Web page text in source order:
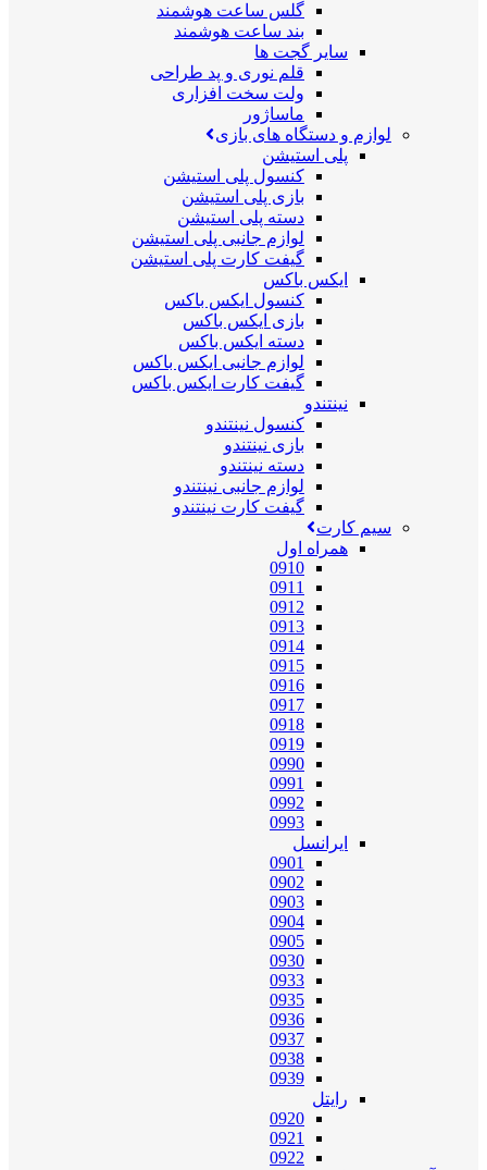
گلس ساعت هوشمند
بند ساعت هوشمند
سایر گجت ها
قلم نوری و پد طراحی
ولت سخت افزاری
ماساژور
لوازم و دستگاه های بازی
پلی استیشن
کنسول پلی استیشن
بازی پلی استیشن
دسته پلی استیشن
لوازم جانبی پلی استیشن
گیفت کارت پلی استیشن
ایکس باکس
کنسول ایکس باکس
بازی ایکس باکس
دسته ایکس باکس
لوازم جانبی ایکس باکس
گیفت کارت ایکس باکس
نینتندو
کنسول نینتندو
بازی نینتندو
دسته نینتندو
لوازم جانبی نینتندو
گیفت کارت نینتندو
سیم کارت
همراه اول
0910
0911
0912
0913
0914
0915
0916
0917
0918
0919
0990
0991
0992
0993
ایرانسل
0901
0902
0903
0904
0905
0930
0933
0935
0936
0937
0938
0939
رایتل
0920
0921
0922